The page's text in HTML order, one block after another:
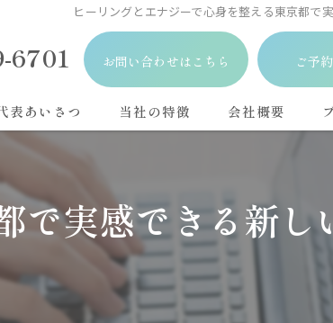
ヒーリングとエナジーで心身を整える東京都で
6701 お問い合わせはこちら ご予
表あいさつ 当社の特徴
悩み
相談
瞑想
会社概要
で実感できる新し